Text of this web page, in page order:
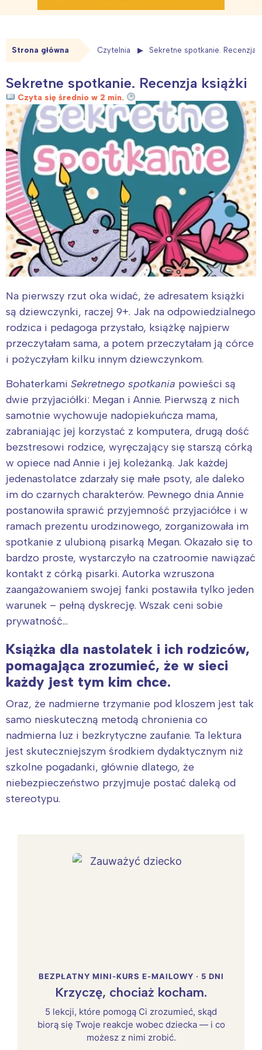
Strona główna Czytelnia Sekretne spotkanie. Recenzja
Sekretne spotkanie. Recenzja książki
Czyta się średnio w 2 min.
Na pierwszy rzut oka widać, że adresatem książki
są dziewczynki, raczej 9+. Jak na odpowiedzialnego
rodzica i pedagoga przystało, książkę najpierw
przeczytałam sama, a potem przeczytałam ją córce
i pożyczyłam kilku innym dziewczynkom.
Bohaterkami Sekretnego spotkania powieści są
dwie przyjaciółki: Megan i Annie. Pierwszą z nich
samotnie wychowuje nadopiekuńcza mama,
zabraniając jej korzystać z komputera, drugą dość
bezstresowi rodzice, wyręczający się starszą córką
w opiece nad Annie i jej koleżanką. Jak każdej
jedenastolatce zdarzały się małe psoty, ale daleko
im do czarnych charakterów. Pewnego dnia Annie
postanowiła sprawić przyjemność przyjaciółce i w
ramach prezentu urodzinowego, zorganizowała im
spotkanie z ulubioną pisarką Megan. Okazało się to
bardzo proste, wystarczyło na czatroomie nawiązać
kontakt z córką pisarki. Autorka wzruszona
zaangażowaniem swojej fanki postawiła tylko jeden
warunek – pełną dyskrecję. Wszak ceni sobie
prywatność…
Książka dla nastolatek i ich rodziców,
pomagająca zrozumieć, że w sieci
każdy jest tym kim chce.
Oraz, że nadmierne trzymanie pod kloszem jest tak
samo nieskuteczną metodą chronienia co
nadmierna luz i bezkrytyczne zaufanie. Ta lektura
jest skuteczniejszym środkiem dydaktycznym niż
szkolne pogadanki, głównie dlatego, że
niebezpieczeństwo przyjmuje postać daleką od
stereotypu.
BEZPŁATNY MINI-KURS E-MAILOWY · 5 DNI
Krzyczę, chociaż kocham.
5 lekcji, które pomogą Ci zrozumieć, skąd
biorą się Twoje reakcje wobec dziecka — i co
możesz z nimi zrobić.